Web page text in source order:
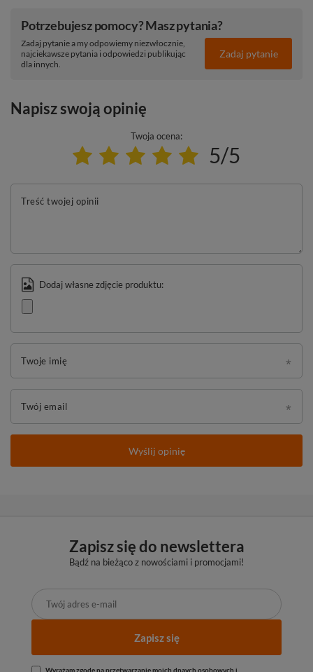
Potrzebujesz pomocy? Masz pytania?
Zadaj pytanie a my odpowiemy niezwłocznie,
najciekawsze pytania i odpowiedzi publikując
dla innych.
Zadaj pytanie
Napisz swoją opinię
Twoja ocena:
5/5
Treść twojej opinii
Dodaj własne zdjęcie produktu:
Twoje imię
Twój email
Wyślij opinię
Zapisz się do newslettera
Bądź na bieżąco z nowościami i promocjami!
Zapisz się
Wyrażam zgodę na przetwarzanie moich dnaych osobowych i